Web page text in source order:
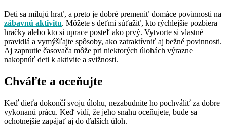
Deti sa milujú hrať, a preto je dobré premeniť domáce povinnosti na
zábavnú aktivitu. Môžete s deťmi súťažiť, kto rýchlejšie pozbiera
hračky alebo kto si uprace posteľ ako prvý. Vytvorte si vlastné
pravidlá a vymýšľajte spôsoby, ako zatraktívniť aj bežné povinnosti.
Aj zapnutie časovača môže pri niektorých úlohách výrazne
nakopnúť deti k aktivite a svižnosti.
Chváľte a oceňujte
Keď dieťa dokončí svoju úlohu, nezabudnite ho pochváliť za dobre
vykonanú prácu. Keď vidí, že jeho snahu oceňujete, bude sa
ochotnejšie zapájať aj do ďalších úloh.